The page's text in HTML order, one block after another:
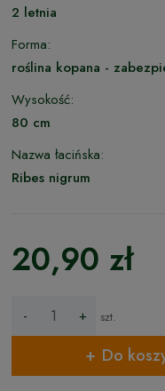
2 letnia
Forma:
roślina kopana -
Wysokość:
80 cm
Nazwa łacińska:
Ribes nigrum
20,90 zł
- + szt.
Do